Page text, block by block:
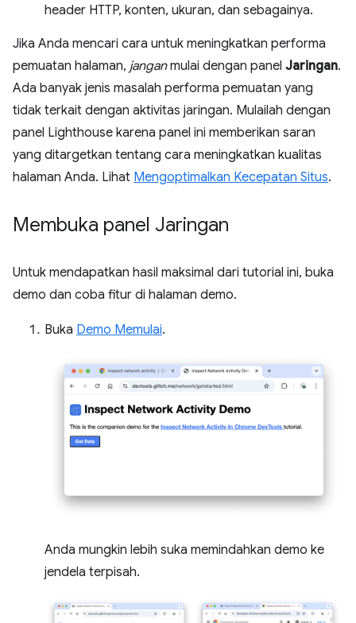
header HTTP, konten, ukuran, dan sebagainya.
Jika Anda mencari cara untuk meningkatkan performa
pemuatan halaman, janganmulai dengan panel Jaringan.
Ada banyak jenis masalah performa pemuatan yang
tidak terkait dengan aktivitas jaringan. Mulailah dengan
panel Lighthouse karena panel ini memberikan saran
yang ditargetkan tentang cara meningkatkan kualitas
halaman Anda. Lihat Mengoptimalkan Kecepatan Situs.
Membuka panel Jaringan
Untuk mendapatkan hasil maksimal dari tutorial ini, buka
demo dan coba fitur di halaman demo.
Buka Demo Memulai.
Anda mungkin lebih suka memindahkan demo ke
jendela terpisah.